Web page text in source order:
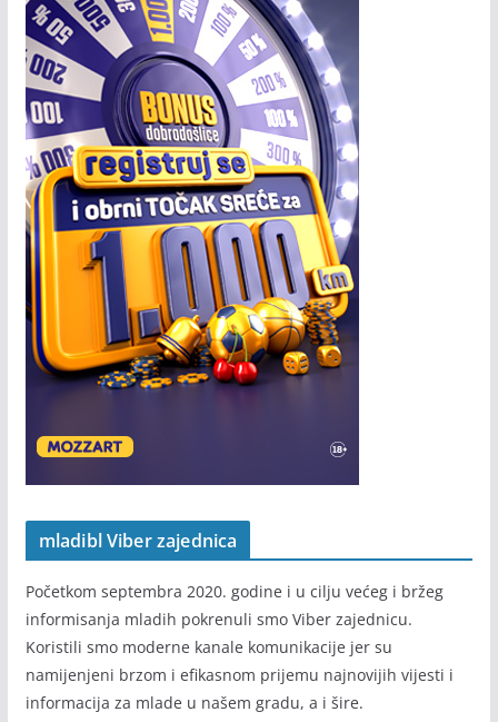
mladibl Viber zajednica
Početkom septembra 2020. godine i u cilju većeg i bržeg